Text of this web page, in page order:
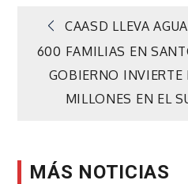
de
CAASD LLEVA
600 FAMILIAS EN
GOBIERNO INVIERTE
MILLONES EN EL
MÁS NOTICIAS